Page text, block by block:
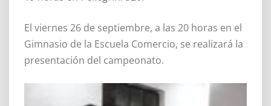
El viernes 26 de septiembre, a las 20 horas en el
Gimnasio de la Escuela Comercio, se realizará la
presentación del campeonato.